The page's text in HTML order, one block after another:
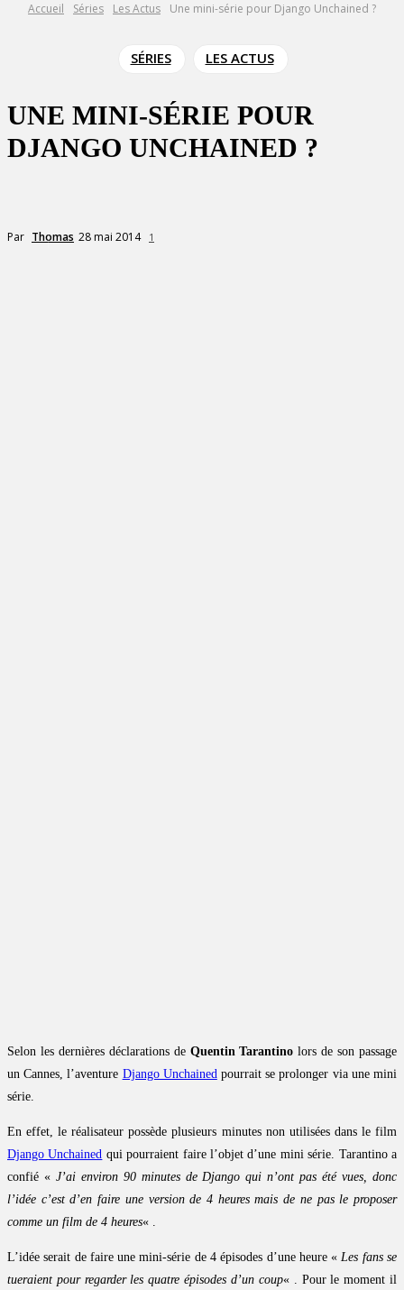
Accueil Séries Les Actus Une mini-série pour Django Unchained ?
SÉRIES LES ACTUS
UNE MINI-SÉRIE POUR
DJANGO UNCHAINED ?
Par Thomas 28 mai 2014 1
Selon les dernières déclarations de Quentin Tarantino lors de son passage
un Cannes, l’aventure Django Unchainedpourrait se prolonger via une mini
série.
En effet, le réalisateur possède plusieurs minutes non utilisées dans le film
Django Unchained qui pourraient faire l’objet d’une mini série. Tarantino a
confié « J’ai environ 90 minutes de Django qui n’ont pas été vues, donc
l’idée c’est d’en faire une version de 4 heures mais de ne pas le proposer
comme un film de 4 heures« .
L’idée serait de faire une mini-série de 4 épisodes d’une heure «Les fans se
tueraient pour regarder les quatre épisodes d’un coup« . Pour le moment il